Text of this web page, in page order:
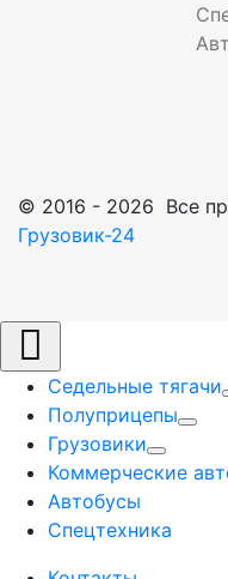
© 2016 - 2026 Все
Грузовик-24
Седельные тягачи
Полуприцепы
Грузовики
Коммерческие
Автобусы
Спецтехника